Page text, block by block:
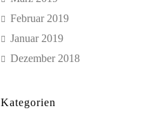
Februar 2019
Januar 2019
Dezember 2018
Kategorien